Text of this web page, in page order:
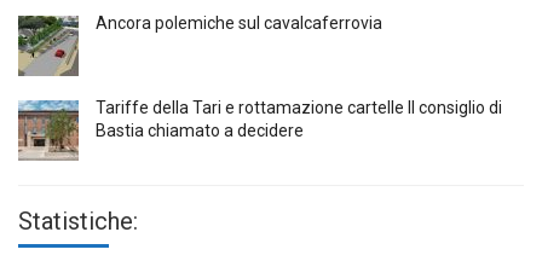
Ancora polemiche sul cavalcaferrovia
Tariffe della Tari e rottamazione cartelle Il consiglio di
Bastia chiamato a decidere
Statistiche: